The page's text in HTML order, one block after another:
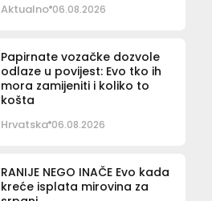
Aktualno 06.08.2026
Papirnate vozačke dozvole
odlaze u povijest: Evo tko ih
mora zamijeniti i koliko to
košta
Hrvatska 06.08.2026
RANIJE NEGO INAČE Evo kada
kreće isplata mirovina za